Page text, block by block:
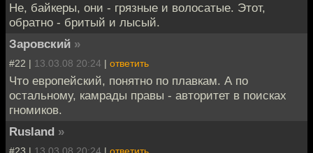
Не, байкеры, они - грязные и волосатые. Этот,
обратно - бритый и лысый.
Заровский »
#22 | 13.03.08 20:24 | ответить
Что европейский, понятно по плавкам. А по
остальному, камрады правы - авторитет в поисках
гномиков.
Rusland »